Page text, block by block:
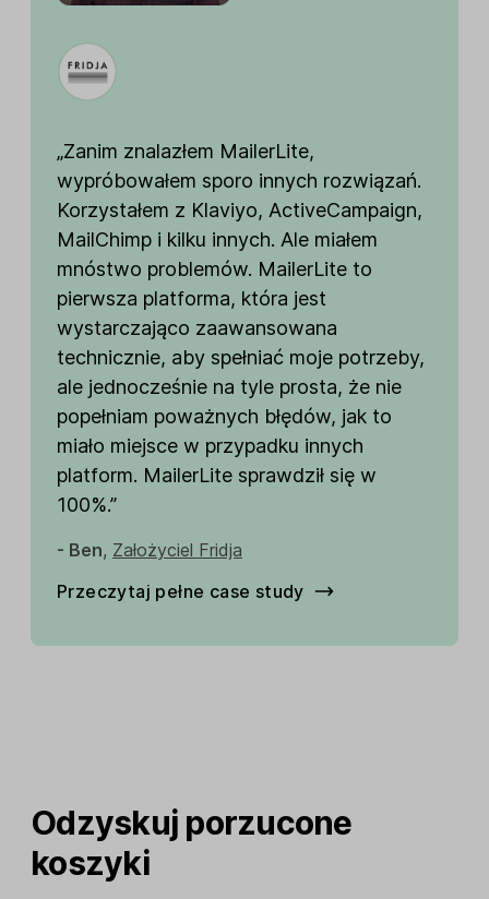
„Zanim znalazłem MailerLite,
wypróbowałem sporo innych rozwiązań.
Korzystałem z Klaviyo, ActiveCampaign,
MailChimp i kilku innych. Ale miałem
mnóstwo problemów. MailerLite to
pierwsza platforma, która jest
wystarczająco zaawansowana
technicznie, aby spełniać moje potrzeby,
ale jednocześnie na tyle prosta, że nie
popełniam poważnych błędów, jak to
miało miejsce w przypadku innych
platform. MailerLite sprawdził się w
100%.”
- Ben, Założyciel Fridja
Przeczytaj pełne case study
Odzyskuj porzucone
koszyki